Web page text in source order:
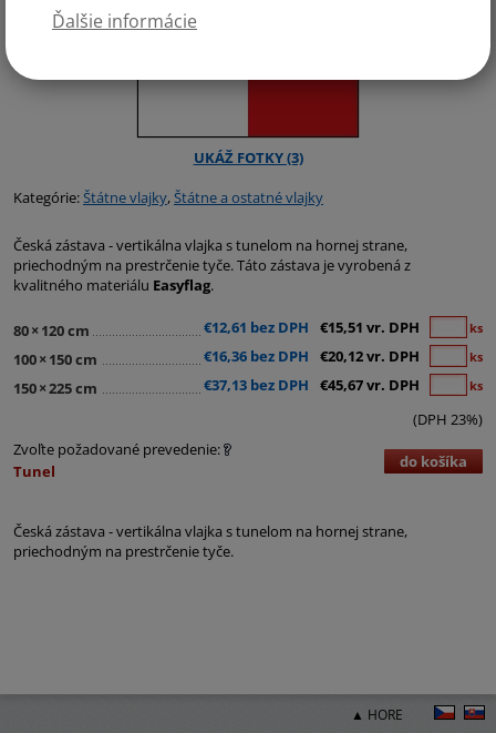
Ďalšie informácie
Kategórie:Štátne vlajky,Štátne a ostatné vlajky
Česká zástava - vertikálna vlajka s tunelom na hornej strane,
priechodným na prestrčenie tyče. Táto zástava je vyrobená z
kvalitného materiálu Easyflag.
80× 120 cm €12,61 bez DPH €15,51 vr. DPH ks
100× 150 cm €16,36 bez DPH €20,12 vr. DPH ks
150×225 cm €37,13 bez DPH €45,67 vr. DPH ks
(DPH 23%)
Zvoľte požadované prevedenie:
Tunel
do košíka
Česká zástava - vertikálna vlajka s tunelom na hornej strane,
priechodným na prestrčenie tyče.
▲ HORE